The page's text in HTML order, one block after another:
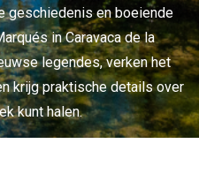
geschiedenis en boeiende
in Caravaca de la
legendes, verken het
krijg praktische details over
kunt halen.